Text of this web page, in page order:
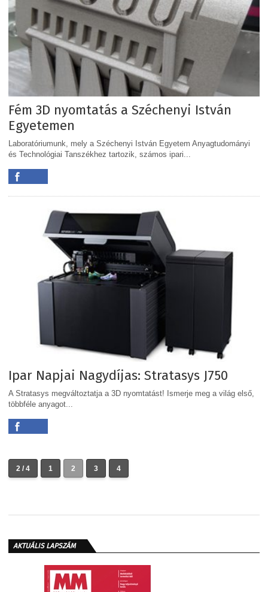
Fém 3D nyomtatás a Széchenyi István
Egyetemen
Laboratóriumunk, mely a Széchenyi István Egyetem Anyagtudományi
és Technológiai Tanszékhez tartozik, számos ipari...
Ipar Napjai Nagydíjas: Stratasys J750
A Stratasys megváltoztatja a 3D nyomtatást! Ismerje meg a világ első,
többféle anyagot...
2 / 4 1 2 3 4
AKTUÁLIS LAPSZÁM